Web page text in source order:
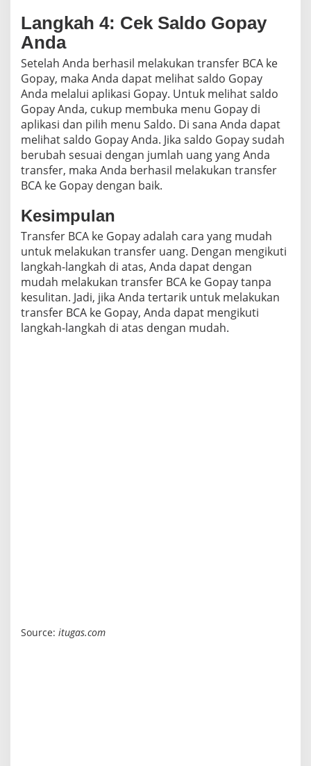
Langkah 4: Cek Saldo Gopay
Anda
Setelah Anda berhasil melakukan transfer BCA ke
Gopay, maka Anda dapat melihat saldo Gopay
Anda melalui aplikasi Gopay. Untuk melihat saldo
Gopay Anda, cukup membuka menu Gopay di
aplikasi dan pilih menu Saldo. Di sana Anda dapat
melihat saldo Gopay Anda. Jika saldo Gopay sudah
berubah sesuai dengan jumlah uang yang Anda
transfer, maka Anda berhasil melakukan transfer
BCA ke Gopay dengan baik.
Kesimpulan
Transfer BCA ke Gopay adalah cara yang mudah
untuk melakukan transfer uang. Dengan mengikuti
langkah-langkah di atas, Anda dapat dengan
mudah melakukan transfer BCA ke Gopay tanpa
kesulitan. Jadi, jika Anda tertarik untuk melakukan
transfer BCA ke Gopay, Anda dapat mengikuti
langkah-langkah di atas dengan mudah.
Source: itugas.com